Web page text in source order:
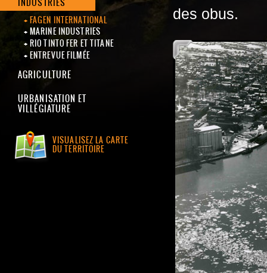
FAGEN INTERNATIONAL
MARINE INDUSTRIES
RIO TINTO FER ET TITANE
ENTREVUE FILMÉE
AGRICULTURE
URBANISATION ET
VILLÉGIATURE
VISUALISEZ LA CARTE
DU TERRITOIRE
des obus.